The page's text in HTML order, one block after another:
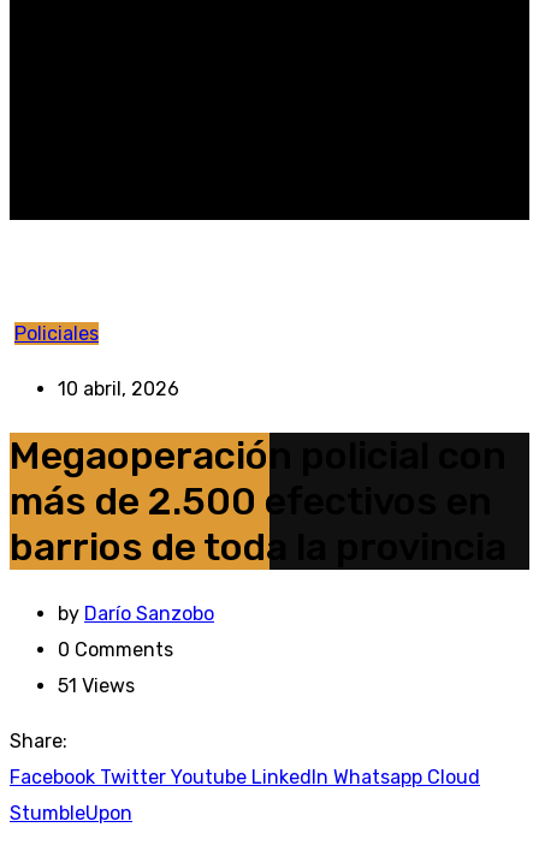
Policiales
10 abril, 2026
Megaoperación policial con
más de 2.500 efectivos en
barrios de toda la provincia
by Darío Sanzobo
0 Comments
51 Views
Share:
Facebook Twitter Youtube LinkedIn Whatsapp Cloud
StumbleUpon